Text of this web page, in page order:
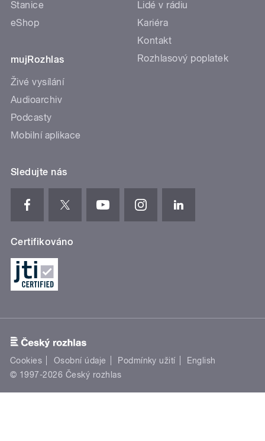
Stanice
eShop
mujRozhlas
Živé vysílání
Audioarchiv
Podcasty
Mobilní aplikace
Lidé v rádiu
Kariéra
Kontakt
Rozhlasový poplatek
Sledujte nás
Certifikováno
Cookies Osobní údaje Podmínky užití
English
© 1997-2026 Český rozhlas